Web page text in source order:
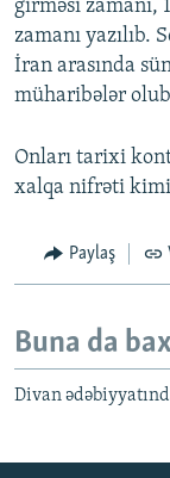
girməsi zamanı,
zamanı yazılıb.
İran arasında
müharibələr
Onları tarixi
xalqa nifrəti kimi
Paylaş
Buna da
Divan